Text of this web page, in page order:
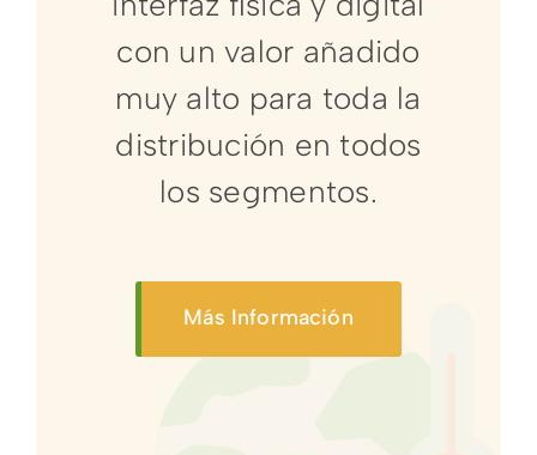
con un valor añadido
muy alto para toda la
distribución en todos
los segmentos.
Más Información